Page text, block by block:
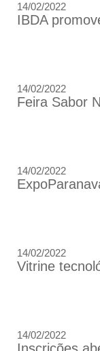
14/02/2022
IBDA
14/02/2022
Feira Sabor
14/02/2022
14/02/2022
Vitrine
14/02/2022